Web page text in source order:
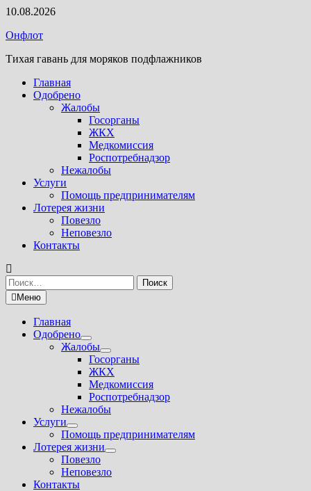
Перейти
содержимому
10.08.2026
Онфлот
Тихая гавань для моряков подфлажников
Главная
Одобрено
Жалобы
Госорганы
ЖКХ
Медкомиссия
Роспотребнадзор
Нежалобы
Услуги
Помощь предпринимателям
Лотерея жизни
Повезло
Неповезло
Контакты
Найти:
Меню
Главная
Одобрено
Показать
подменю
Жалобы
Показать
подменю
Госорганы
ЖКХ
Медкомиссия
Роспотребнадзор
Нежалобы
Услуги
Показать
подменю
Помощь предпринимателям
Лотерея жизни
Показать
Повезло
Неповезло
Контакты